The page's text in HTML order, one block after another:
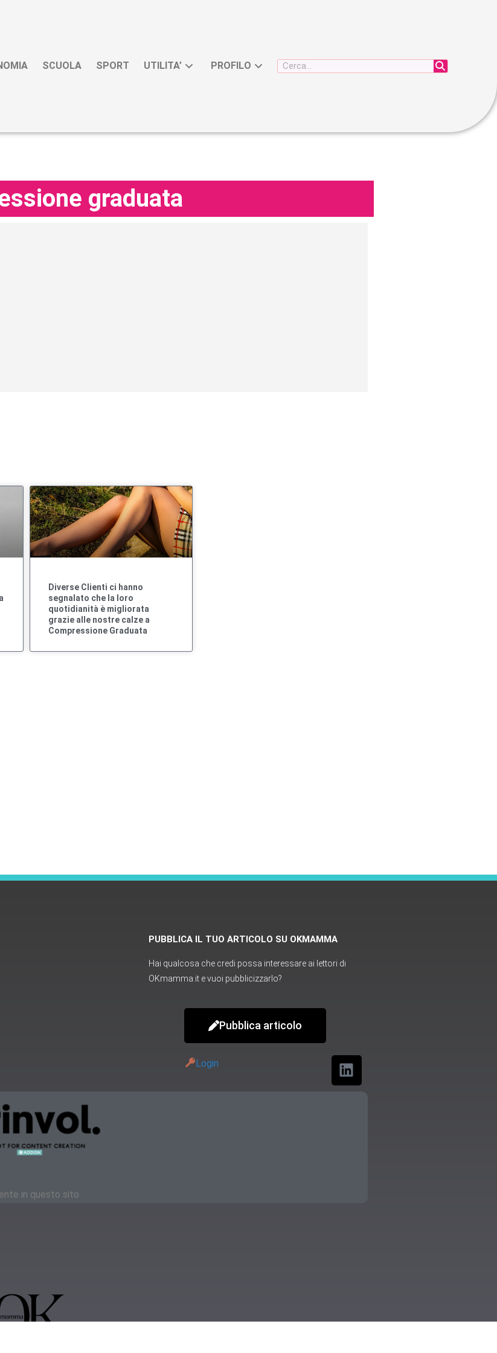
SCUOLA SPORT UTILITA’ PROFILO
graduata
Diverse Clienti ci hanno
segnalato che la loro
quotidianità è migliorata
grazie alle nostre calze a
Compressione Graduata
PUBBLICA IL TUO ARTICOLO SU OKMAMMA
Hai qualcosa che credi possa interessare ai lettori di
OKmamma.it e vuoi pubblicizzarlo?
Pubblica articolo
Login
in questo sito